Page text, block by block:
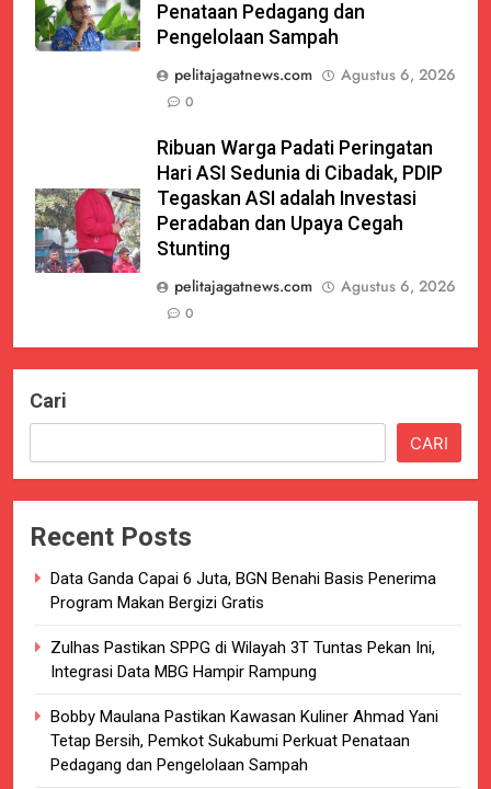
Penataan Pedagang dan
Pengelolaan Sampah
pelitajagatnews.com
Agustus 6, 2026
0
Ribuan Warga Padati Peringatan
Hari ASI Sedunia di Cibadak, PDIP
Tegaskan ASI adalah Investasi
Peradaban dan Upaya Cegah
Stunting
pelitajagatnews.com
Agustus 6, 2026
0
Cari
CARI
Recent Posts
Data Ganda Capai 6 Juta, BGN Benahi Basis Penerima
Program Makan Bergizi Gratis
Zulhas Pastikan SPPG di Wilayah 3T Tuntas Pekan Ini,
Integrasi Data MBG Hampir Rampung
Bobby Maulana Pastikan Kawasan Kuliner Ahmad Yani
Tetap Bersih, Pemkot Sukabumi Perkuat Penataan
Pedagang dan Pengelolaan Sampah